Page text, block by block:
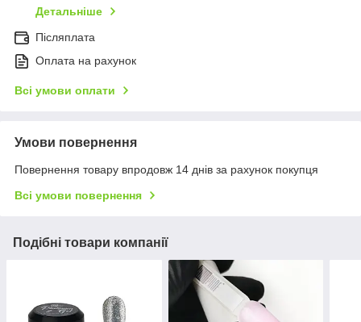
Детальніше
Післяплата
Оплата на рахунок
Всі умови оплати
Умови повернення
Повернення товару впродовж 14 днів за рахунок покупця
Всі умови повернення
Подібні товари компанії